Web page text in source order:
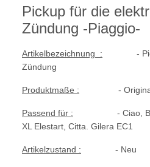
Pickup für die
Zündung -Piaggio-
Artikelbezeichnung : - Pick-
Zündung
Produktmaße : - Original
Passend für : - Ciao, Bravo,
XL Elestart, Citta. Gilera EC1
Artikelzustand : - Neu